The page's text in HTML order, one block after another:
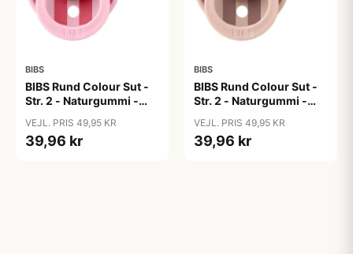
BIBS
BIBS Rund Colour Sut -
Str. 2 - Naturgummi -
Pink/Coral
VEJL. PRIS 49,95 KR
39,96 kr
BIBS
BIBS Rund Colour Sut -
Str. 2 - Naturgummi -
Blush/Woodchuck
VEJL. PRIS 49,95 KR
39,96 kr